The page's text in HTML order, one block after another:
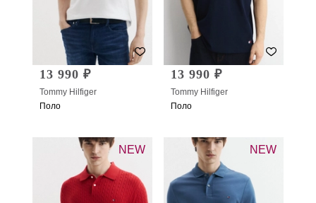
13 990 ₽
Tommy Hilfiger
Поло
13 990 ₽
Tommy Hilfiger
Поло
NEW NEW